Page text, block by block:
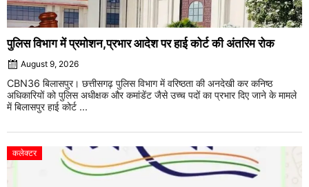
पुलिस विभाग में प्रमोशन,प्रभार आदेश पर हाई कोर्ट की अंतरिम रोक
August 9, 2026
CBN36 बिलासपुर। छत्तीसगढ़ पुलिस विभाग में वरिष्ठता की अनदेखी कर कनिष्ठ
अधिकारियों को पुलिस अधीक्षक और कमांडेंट जैसे उच्च पदों का प्रभार दिए जाने के मामले
में बिलासपुर हाई कोर्ट ...
कलेक्टर